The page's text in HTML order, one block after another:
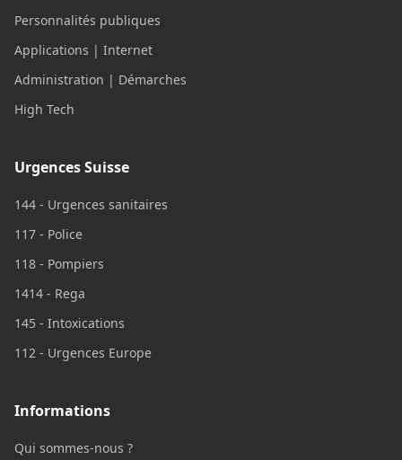
Personnalités publiques
Applications | Internet
Administration | Démarches
High Tech
Urgences Suisse
144 - Urgences sanitaires
117 - Police
118 - Pompiers
1414 - Rega
145 - Intoxications
112 - Urgences Europe
Informations
Qui sommes-nous ?